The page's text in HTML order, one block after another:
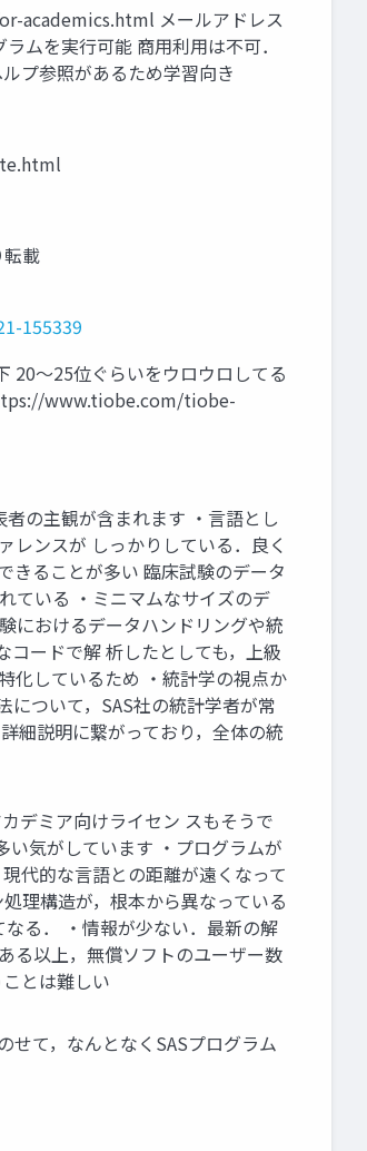
academics.html メールアドレス
ムを実行可能 商用利用は不可．
プ参照があるため学習向き
載
155339
20～25位ぐらいをウロウロしてる
www.tiobe.com/tiobe-
の主観が含まれます ・言語とし
レンスが しっかりしている．良く
きることが多い 臨床試験のデータ
ている ・ミニマムなサイズのデ
におけるデータハンドリングや統
ードで解 析したとしても，上級
化しているため ・統計学の視点か
ついて，SAS社の統計学者が常
細説明に繋がっており，全体の統
デミア向けライセン スもそうで
い気がしています ・プログラムが
代的な言語との距離が遠くなって
理構造が，根本から異なっている
る． ・情報が少ない．最新の解
る以上，無償ソフトのユーザー数
とは難しい
せて，なんとなくSASプログラム